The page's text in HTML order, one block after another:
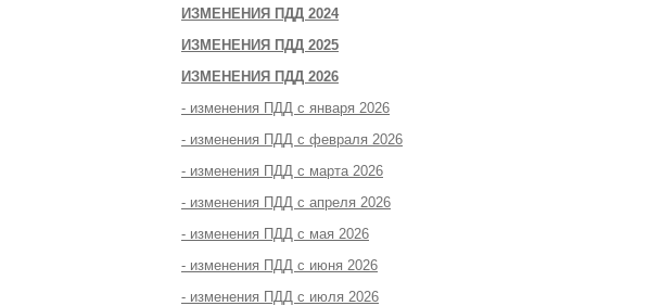
ИЗМЕНЕНИЯ ПДД 2024
ИЗМЕНЕНИЯ ПДД 2025
ИЗМЕНЕНИЯ ПДД 2026
- изменения ПДД с января 2026
- изменения ПДД с февраля 2026
- изменения ПДД с марта 2026
- изменения ПДД с апреля 2026
- изменения ПДД с мая 2026
- изменения ПДД с июня 2026
- изменения ПДД с июля 2026